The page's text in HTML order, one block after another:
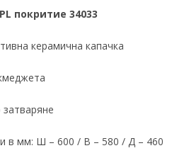
покритие 34033
керамична капачка
в мм: Ш – 600 / В – 580 / Д – 460